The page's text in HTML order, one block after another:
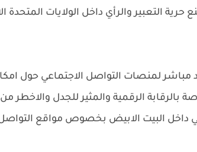
حرية التعبير والرأي داخل الولايات المتحدة
مباشر لمنصات التواصل الاجتماعي حول
بالرقابة الرقمية والمثير للجدل والاخطر
داخل البيت الابيض بخصوص مواقع